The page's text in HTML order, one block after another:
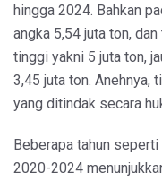
hingga 2024. Bahkan
angka 5,54 juta ton,
tinggi yakni 5 juta ton,
3,45 juta ton. Anehnya,
yang ditindak secara
Beberapa tahun
2020-2024